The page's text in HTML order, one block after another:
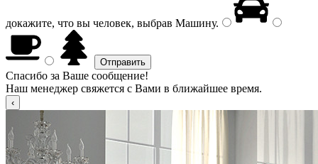
докажите, что вы человек, выбрав Машину.
Спасибо за Ваше сообщение!
Наш менеджер свяжется с Вами в ближайшее время.